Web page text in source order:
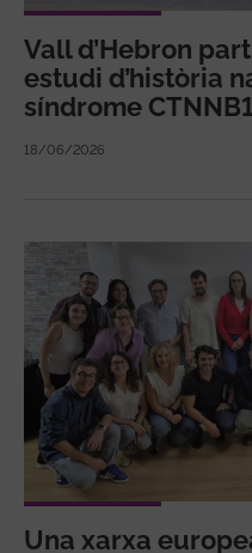
Vall d’Hebron
estudi d’història
síndrome CTNNB1
18/06/2026
Una xarxa